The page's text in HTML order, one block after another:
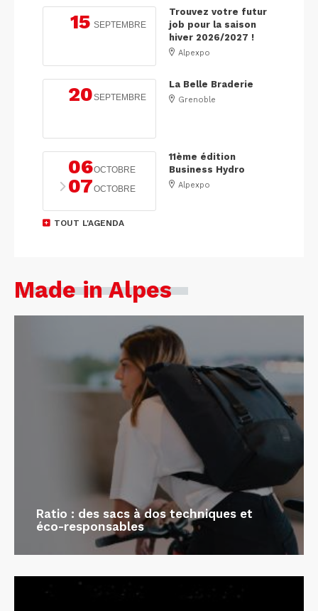
15 SEPTEMBRE
Trouvez votre futur
job pour la saison
hiver 2026/2027 !
Alpexpo
20SEPTEMBRE
La Belle Braderie
Grenoble
06OCTOBRE
07OCTOBRE
11ème édition
Business Hydro
Alpexpo
TOUT L'AGENDA
Made in Alpes
Ratio : des sacs à dos techniques et
éco-responsables